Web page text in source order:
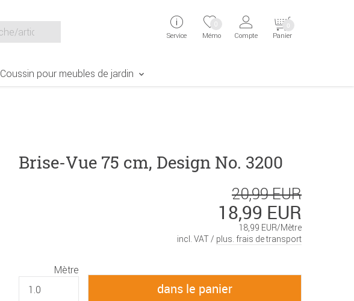
Service Mémo
0
Compte Panier
0
Coussin pour meubles de jardin
Brise-Vue 75 cm, Design No. 3200
20,99 EUR
18,99 EUR
18,99 EUR/Mètre
incl. VAT / plus. frais de transport
Mètre